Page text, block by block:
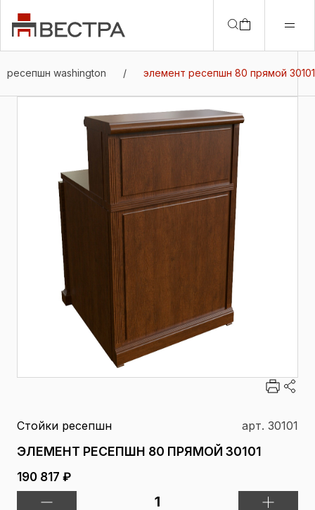
ресепшн washington / элемент ресепшн 80 прямой 30101
Стойки ресепшн арт. 30101
ЭЛЕМЕНТ РЕСЕПШН 80 ПРЯМОЙ 30101
190 817 ₽